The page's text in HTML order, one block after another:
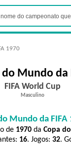
1970
do Mundo da
FIFA World Cup
Masculino
Mundo da FIFA
de 1970 da Copa
16. Jogos: 32.